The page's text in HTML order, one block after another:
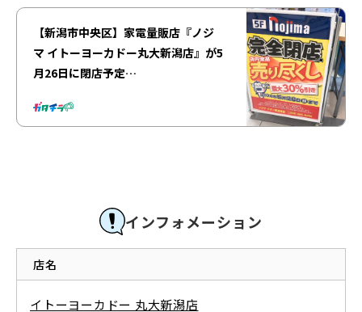
【新潟市中央区】家電量販店『ノジ
マ イトーヨーカドー丸大新潟店』が5
月26日に閉店予定…
インフォメーション
店名
イトーヨーカドー 丸大新潟店